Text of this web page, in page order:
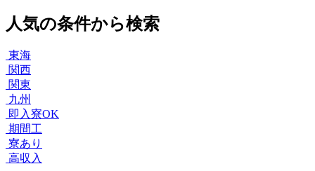
人気の条件から検索
東海
関西
関東
九州
即入寮OK
期間工
寮あり
高収入